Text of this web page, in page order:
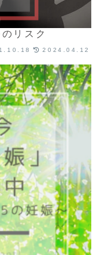
リスク
2024.04.12